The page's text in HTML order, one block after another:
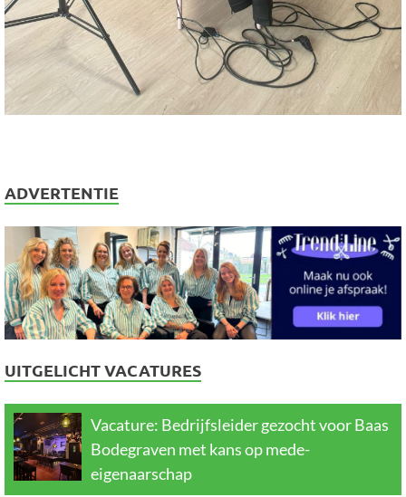
ADVERTENTIE
UITGELICHT VACATURES
Vacature: Bedrijfsleider gezocht voor Baas
Bodegraven met kans op mede-
eigenaarschap